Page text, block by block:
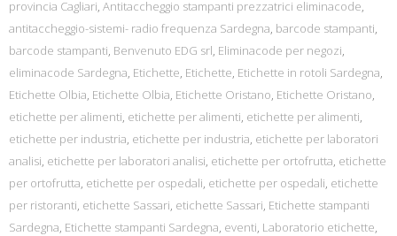
provincia Cagliari, Antitaccheggio stampanti prezzatrici eliminacode,
antitaccheggio-sistemi- radio frequenza Sardegna, barcode stampanti,
barcode stampanti, Benvenuto EDG srl, Eliminacode per negozi,
eliminacode Sardegna, Etichette, Etichette, Etichette in rotoli Sardegna,
Etichette Olbia, Etichette Olbia, Etichette Oristano, Etichette Oristano,
etichette per alimenti, etichette per alimenti, etichette per alimenti,
etichette per industria, etichette per industria, etichette per laboratori
analisi, etichette per laboratori analisi, etichette per ortofrutta, etichette
per ortofrutta, etichette per ospedali, etichette per ospedali, etichette
per ristoranti, etichette Sassari, etichette Sassari, Etichette stampanti
Sardegna, Etichette stampanti Sardegna, eventi, Laboratorio etichette,